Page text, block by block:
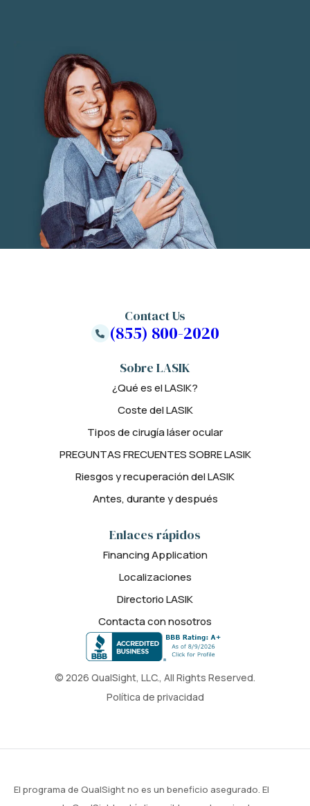
© 2026 QualSight, LLC., All Rights Reserved.
Política de privacidad
Sobre LASIK
¿Qué es el LASIK?
Coste del LASIK
Tipos de cirugía láser ocular
PREGUNTAS FRECUENTES SOBRE LASIK
Riesgos y recuperación del LASIK
Antes, durante y después
Enlaces rápidos
Financing Application
Localizaciones
Directorio LASIK
Contacta con nosotros
Contact Us
(855) 800-2020
El programa de QualSight no es un beneficio asegurado. El